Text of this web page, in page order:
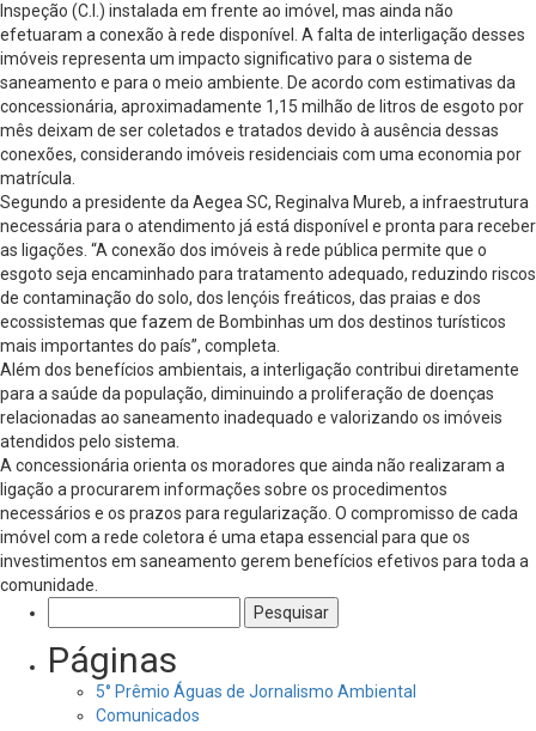
Inspeção (C.I.) instalada em frente ao imóvel, mas ainda não
efetuaram a conexão à rede disponível. A falta de interligação desses
imóveis representa um impacto significativo para o sistema de
saneamento e para o meio ambiente. De acordo com estimativas da
concessionária, aproximadamente 1,15 milhão de litros de esgoto por
mês deixam de ser coletados e tratados devido à ausência dessas
conexões, considerando imóveis residenciais com uma economia por
matrícula.
Segundo a presidente da Aegea SC, Reginalva Mureb, a infraestrutura
necessária para o atendimento já está disponível e pronta para receber
as ligações. “A conexão dos imóveis à rede pública permite que o
esgoto seja encaminhado para tratamento adequado, reduzindo riscos
de contaminação do solo, dos lençóis freáticos, das praias e dos
ecossistemas que fazem de Bombinhas um dos destinos turísticos
mais importantes do país”, completa.
Além dos benefícios ambientais, a interligação contribui diretamente
para a saúde da população, diminuindo a proliferação de doenças
relacionadas ao saneamento inadequado e valorizando os imóveis
atendidos pelo sistema.
A concessionária orienta os moradores que ainda não realizaram a
ligação a procurarem informações sobre os procedimentos
necessários e os prazos para regularização. O compromisso de cada
imóvel com a rede coletora é uma etapa essencial para que os
investimentos em saneamento gerem benefícios efetivos para toda a
comunidade.
por:
Páginas
5° Prêmio Águas de Jornalismo Ambiental
Comunicados